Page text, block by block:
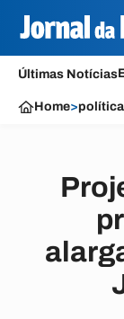
Últimas Notícias
Home>política